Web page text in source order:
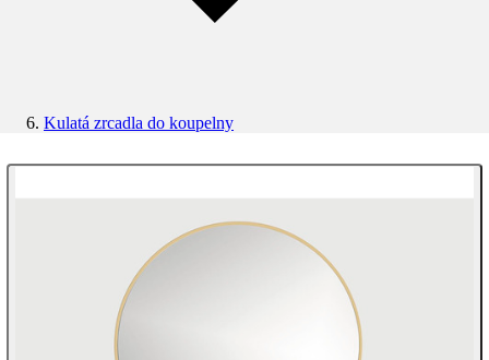
Kulatá zrcadla do koupelny